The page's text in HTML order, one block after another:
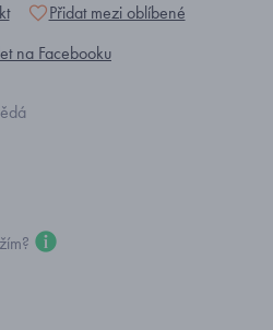
Přidat mezi oblíbené
na Facebooku